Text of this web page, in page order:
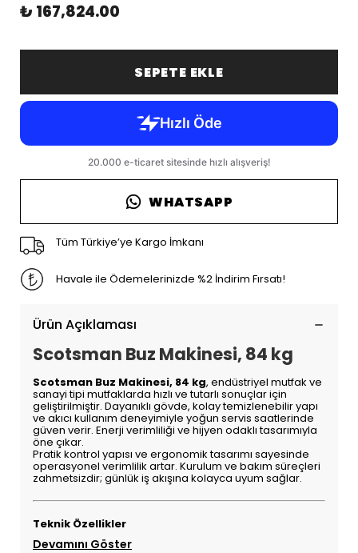
₺ 167,824.00
SEPETE EKLE
WHATSAPP
Tüm Türkiye’ye Kargo İmkanı
Havale ile Ödemelerinizde %2 İndirim Fırsatı!
Ürün Açıklaması
Scotsman Buz Makinesi, 84 kg
Scotsman Buz Makinesi, 84 kg, endüstriyel mutfak ve
sanayi tipi mutfaklarda hızlı ve tutarlı sonuçlar için
geliştirilmiştir. Dayanıklı gövde, kolay temizlenebilir yapı
ve akıcı kullanım deneyimiyle yoğun servis saatlerinde
güven verir. Enerji verimliliği ve hijyen odaklı tasarımıyla
öne çıkar.
Pratik kontrol yapısı ve ergonomik tasarımı sayesinde
operasyonel verimlilik artar. Kurulum ve bakım süreçleri
zahmetsizdir; günlük iş akışına kolayca uyum sağlar.
Teknik Özellikler
Devamını Göster